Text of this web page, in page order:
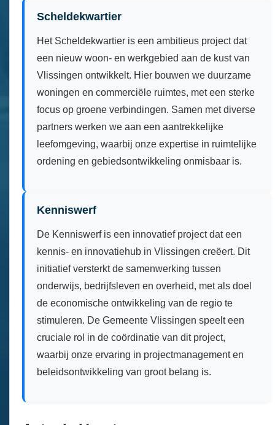
Scheldekwartier
Het Scheldekwartier is een ambitieus project dat
een nieuw woon- en werkgebied aan de kust van
Vlissingen ontwikkelt. Hier bouwen we duurzame
woningen en commerciële ruimtes, met een sterke
focus op groene verbindingen. Samen met diverse
partners werken we aan een aantrekkelijke
leefomgeving, waarbij onze expertise in ruimtelijke
ordening en gebiedsontwikkeling onmisbaar is.
Kenniswerf
De Kenniswerf is een innovatief project dat een
kennis- en innovatiehub in Vlissingen creëert. Dit
initiatief versterkt de samenwerking tussen
onderwijs, bedrijfsleven en overheid, met als doel
de economische ontwikkeling van de regio te
stimuleren. De Gemeente Vlissingen speelt een
cruciale rol in de coördinatie van dit project,
waarbij onze ervaring in projectmanagement en
beleidsontwikkeling van groot belang is.